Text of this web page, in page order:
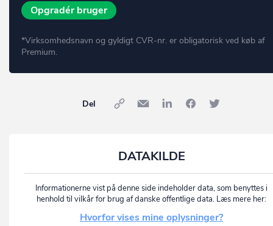
Opgradér bruger
*Virksomhedsnavn og gyldigt CVR-nr. er obligatorisk ved køb af
Premium.
Del
DATAKILDE
Informationerne vist på denne side indeholder data, som benyttes i
henhold til vilkår for brug af danske offentlige data. Læs mere her:
Hvorfor vises mine oplysninger?